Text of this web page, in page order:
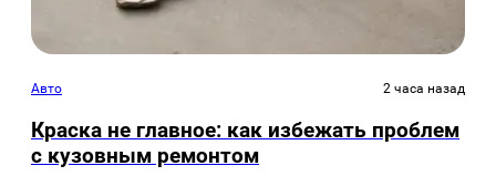
Авто 2 часа назад
Краска не главное: как избежать проблем
с кузовным ремонтом